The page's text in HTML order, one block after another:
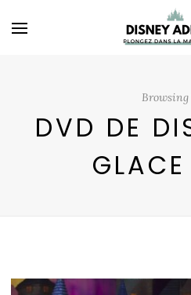
Browsing
DVD DE